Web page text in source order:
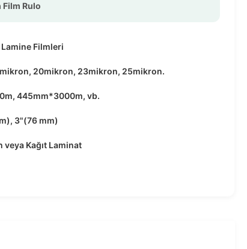
Film Rulo
Lamine Filmleri
20mikron, 23mikron, 25mikron.
445mm*3000m, vb.
3"(76 mm)
veya Kağıt Laminat